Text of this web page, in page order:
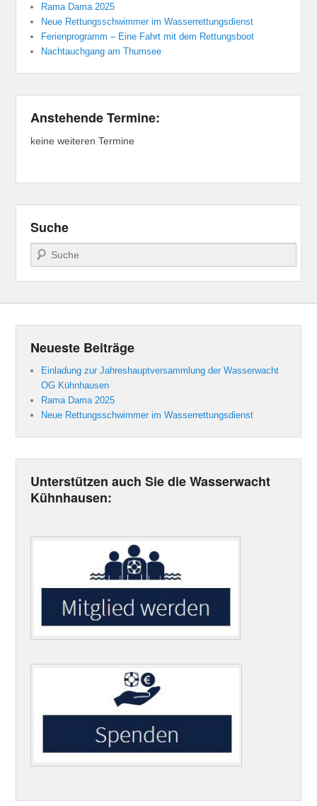
Rama Dama 2025
Neue Rettungsschwimmer im Wasserrettungsdienst
Ferienprogramm – Eine Fahrt mit dem Rettungsboot
Nachtauchgang am Thumsee
Anstehende Termine:
keine weiteren Termine
Suche
Suchen
Neueste Beiträge
Einladung zur Jahreshauptversammlung der Wasserwacht
OG Kühnhausen
Rama Dama 2025
Neue Rettungsschwimmer im Wasserrettungsdienst
Unterstützen auch Sie die Wasserwacht
Kühnhausen: